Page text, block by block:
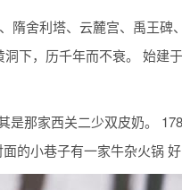
隋舍利塔、云麓宫、禹王碑
下，历千年而不衰。 始建于
是那家西关二少双皮奶。
的小巷子有一家牛杂火锅 好